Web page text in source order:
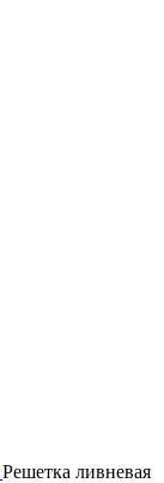
Решетка ливневая